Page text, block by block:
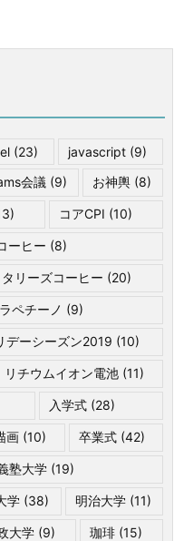
(23) javascript (9)
会議 (9) お神輿(8)
コアCPI (10)
ーヒー (8)
タリーズコーヒー (20)
ペチーノ (9)
デーシーズン2019 (10)
リチウムイオン電池(11)
入学式 (28)
画 (10) 卒業式(42)
塾大学(19)
学 (38) 明治大学(11)
大学 (9) 珈琲 (15)